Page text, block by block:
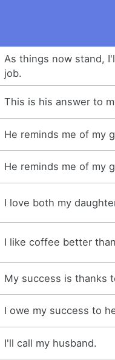
As things now stand,
job.
This is his answer to
He reminds me of my
He reminds me of my
I love both my
I like coffee better
My success is thanks
I owe my success to
I'll call my husband.